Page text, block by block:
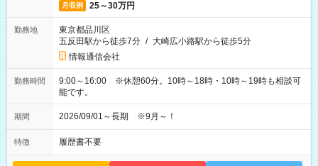
月収例 25～30万円
勤務地
東京都品川区
五反田駅から徒歩7分 / 大崎広小路駅から徒歩5分
情報通信会社
勤務時間
9:00～16:00 ※休憩60分。10時～18時・10時～19時も相談可
能です。
期間 2026/09/01～長期 ※9月～！
特徴 履歴書不要